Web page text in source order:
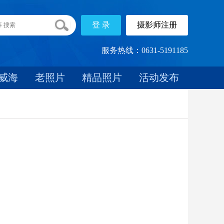
服务热线：0631-5191185
海 老照片 精品照片 活动发布